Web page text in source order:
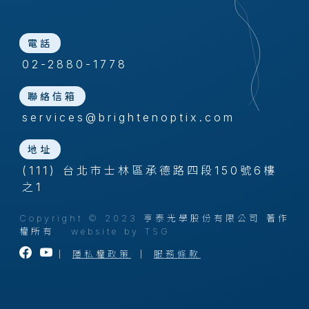
電話
02-2880-1778
聯絡信箱
services@brightenoptix.com
地址
(111) 台北市士林區承德路四段150號6樓
之1
Copyright © 2023 亨泰光學股份有限公司 著作
權所有 website by TSG
隱私權政策 服務條款